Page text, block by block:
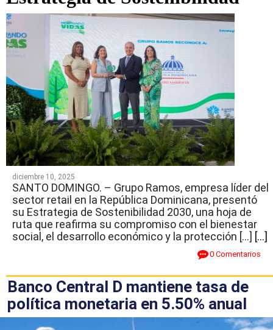
diciembre 10, 2025
SANTO DOMINGO. – Grupo Ramos, empresa líder del
sector retail en la República Dominicana, presentó
su Estrategia de Sostenibilidad 2030, una hoja de
ruta que reafirma su compromiso con el bienestar
social, el desarrollo económico y la protección […] [...]
0 Comentarios
Banco Central D mantiene tasa de
política monetaria en 5.50% anual